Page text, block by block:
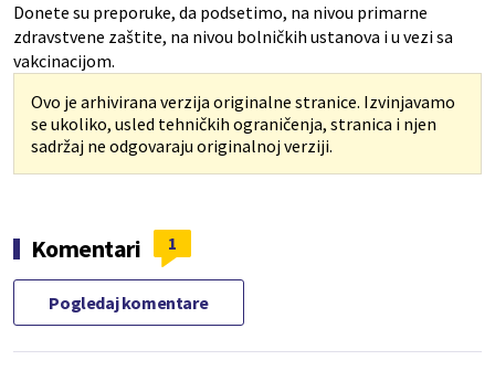
Donete su preporuke, da podsetimo, na nivou primarne
zdravstvene zaštite, na nivou bolničkih ustanova i u vezi sa
vakcinacijom.
Ovo je arhivirana verzija originalne stranice. Izvinjavamo
se ukoliko, usled tehničkih ograničenja, stranica i njen
sadržaj ne odgovaraju originalnoj verziji.
Komentari 1
Pogledaj komentare